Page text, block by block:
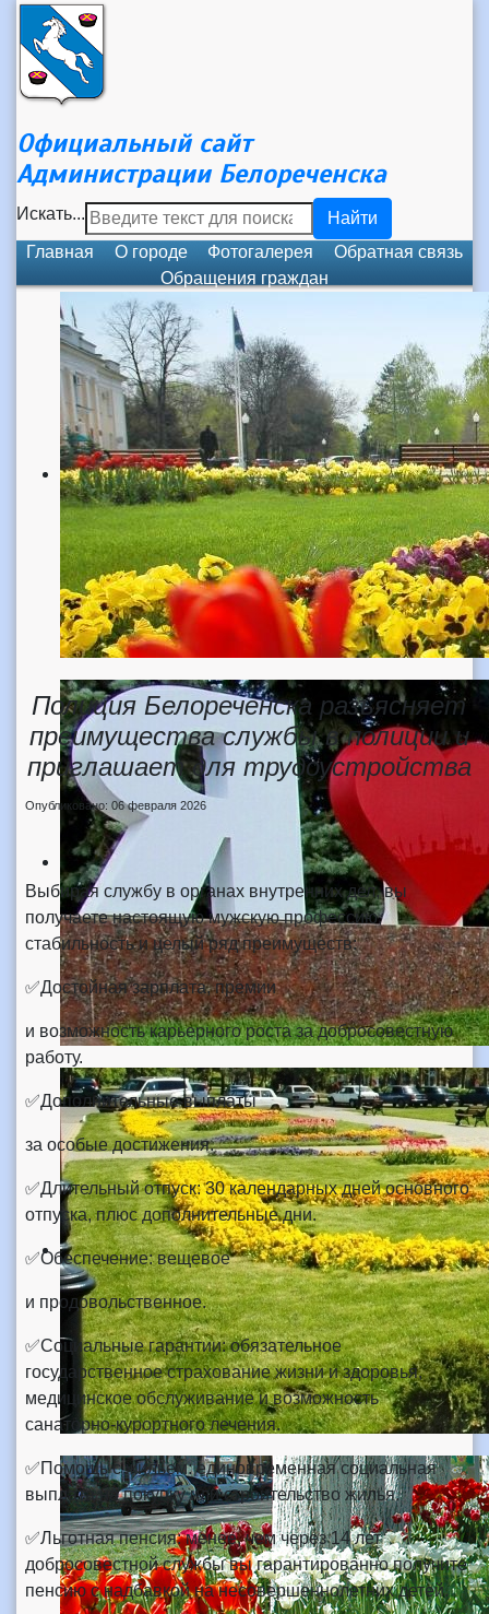
Официальный сайт
Администрации Белореченска
Искать...
Найти
Главная
О городе Фотогалерея
Обратная связь
Обращения граждан
Полиция Белореченска разъясняет
преимущества службы в полиции и
приглашает для трудоустройства
Опубликовано: 06 февраля 2026
‍Выбирая службу в органах внутренних дел, вы
получаете настоящую мужскую профессию,
стабильность и целый ряд преимуществ:
✅Достойная зарплата, премии
и возможность карьерного роста за добросовестную
работу.
✅Дополнительные выплаты
за особые достижения.
✅Длительный отпуск: 30 календарных дней основного
отпуска, плюс дополнительные дни.
✅Обеспечение: вещевое
и продовольственное.
✅Социальные гарантии: обязательное
государственное страхование жизни и здоровья,
медицинское обслуживание и возможность
санаторно-курортного лечения.
✅Помощь с жильем: единовременная социальная
выплата на покупку или строительство жилья.
✅Льготная пенсия: менее, чем через 14 лет
добросовестной службы вы гарантированно получите
пенсию с надбавкой на несовершеннолетних детей.